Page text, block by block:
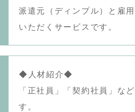
派遣元（ディンプル）と雇
いただくサービスです。
◆人材紹介◆
「正社員」「契約社員」な
す。